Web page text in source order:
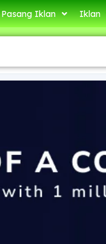
Pasang Iklan Iklan